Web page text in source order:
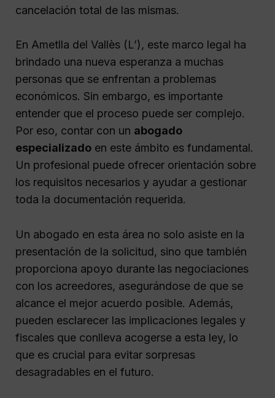
cancelación total de las mismas.
En Ametlla del Vallès (L’), este marco legal ha
brindado una nueva esperanza a muchas
personas que se enfrentan a problemas
económicos. Sin embargo, es importante
entender que el proceso puede ser complejo.
Por eso, contar con un abogado
especializado en este ámbito es fundamental.
Un profesional puede ofrecer orientación sobre
los requisitos necesarios y ayudar a gestionar
toda la documentación requerida.
Un abogado en esta área no solo asiste en la
presentación de la solicitud, sino que también
proporciona apoyo durante las negociaciones
con los acreedores, asegurándose de que se
alcance el mejor acuerdo posible. Además,
pueden esclarecer las implicaciones legales y
fiscales que conlleva acogerse a esta ley, lo
que es crucial para evitar sorpresas
desagradables en el futuro.